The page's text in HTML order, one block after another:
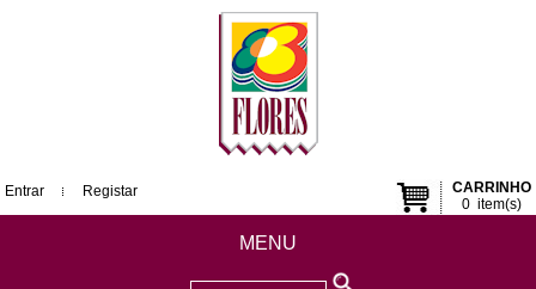
CARRINHO
0item(s)
Entrar Registar
MENU